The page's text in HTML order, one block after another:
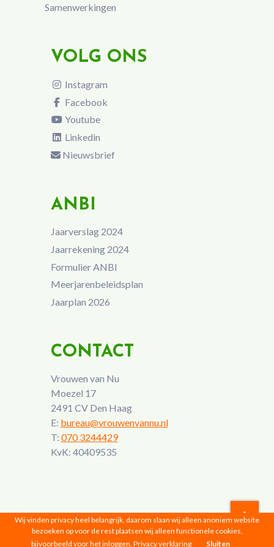
Samenwerkingen
VOLG ONS
Instagram
Facebook
Youtube
Linkedin
Nieuwsbrief
ANBI
Jaarverslag 2024
Jaarrekening 2024
Formulier ANBI
Meerjarenbeleidsplan
Jaarplan 2026
CONTACT
Vrouwen van Nu
Moezel 17
2491 CV Den Haag
E: bureau@vrouwenvannu.nl
T: 070 3244429
KvK: 40409535
Vrouwen van Nu © 2026 |Privacyverklaring
Wij vinden privacy heel belangrijk, daarom slaan wij alleen anoniem website
bezoeken op voor de rest plaatsen wij alleen functionele cookies,
bijvoorbeeld voor het inloggen. Privacy verklaring Sluiten